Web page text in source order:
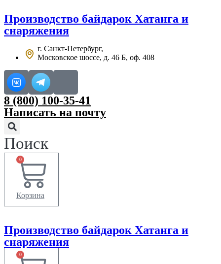
к
содержимому
Производство байдарок Хатанга и
снаряжения
г. Санкт-Петербург,
Московское шоссе, д. 46 Б, оф. 408
8 (800) 100-35-41
Написать на почту
Поиск
0
Корзина
Производство байдарок Хатанга и
снаряжения
0